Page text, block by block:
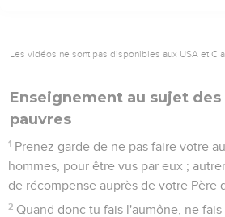
Les vidéos ne sont pas disponibles aux USA et C
Enseignement au sujet
pauvres
1 Prenez garde de ne pas faire votre
hommes, pour être vus par eux ;
de récompense auprès de votre Père
2 Quand donc tu fais l'aumône, ne fais